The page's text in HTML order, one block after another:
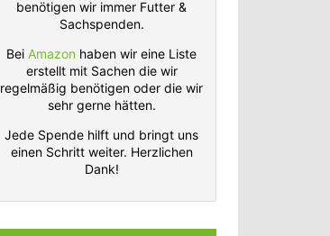
benötigen wir immer Futter &
Sachspenden.
Bei Amazon haben wir eine Liste
erstellt mit Sachen die wir
regelmäßig benötigen oder die wir
sehr gerne hätten.
Jede Spende hilft und bringt uns
einen Schritt weiter. Herzlichen
Dank!